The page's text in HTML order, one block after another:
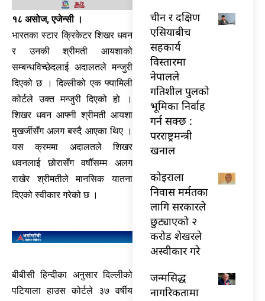
१८ असोज, एजेन्सी ।
भारतका स्टार क्रिकेटर शिखर धवन
र उनकी श्रीमती आयशाको
सम्बन्धविच्छेदलाई अदालतले मन्जुरी
दिएको छ । दिल्लीको एक फ्यामिली
कोर्टले उक्त मन्जुरी दिएको हो ।
शिखर धवन आफ्नी श्रीमती आयशा
मुखर्जीसँग अलग बस्दै आएका थिए ।
यस क्रममा अदालतले शिखर
धवनलाई छोरासँग वर्षौँसम्म अलग
राखेर श्रीमतीले मानसिक यातना
दिएको स्वीकार गरेको छ ।
बीबीसी हिन्दीका अनुसार दिल्लीको
पटियाला हाउस कोर्टले ३७ वर्षीय
चीन र दक्षिण
एसियाबीच
सहकार्य
विस्तारमा
नेपालले
गतिशील पुलको
भूमिका निर्वाह
गर्न सक्छ :
परराष्ट्रमन्त्री
खनाल
कोइराला
निवास मर्मतका
लागि सरकारले
छुट्याएको २
करोड शेखरले
अस्वीकार गरे
जन्मसिद्ध
नागरिकतामा